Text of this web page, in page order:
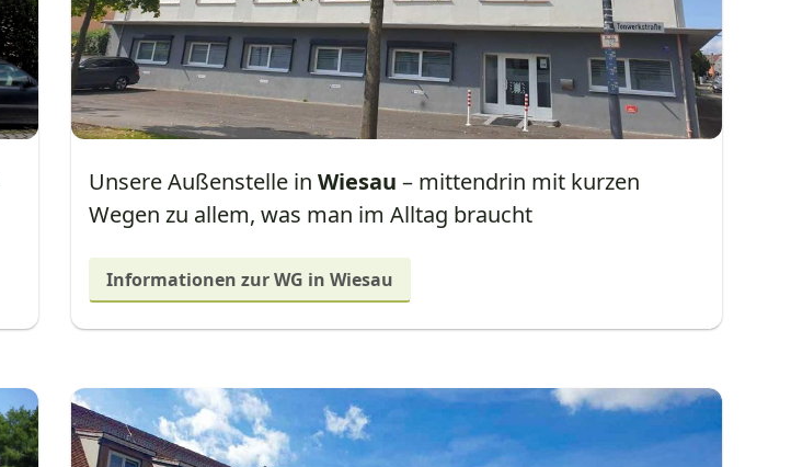
Unsere Außenstelle in Wiesau – mittendrin mit kurzen
Wegen zu allem, was man im Alltag braucht
Informationen zur WG in Wiesau